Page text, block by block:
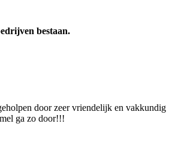
bestaan.
door zeer vriendelijk en vakkundig
ga zo door!!!